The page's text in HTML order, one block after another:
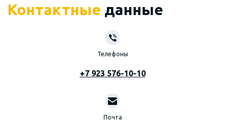
Контактные данные
Телефоны
+7 923 576-10-10
Почта